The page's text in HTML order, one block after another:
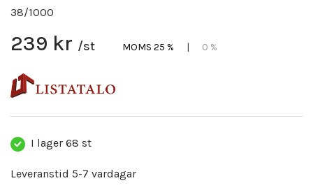
38/1000
239 kr /st MOMS 25 % | 0 %
I lager 68 st
Leveranstid 5-7 vardagar